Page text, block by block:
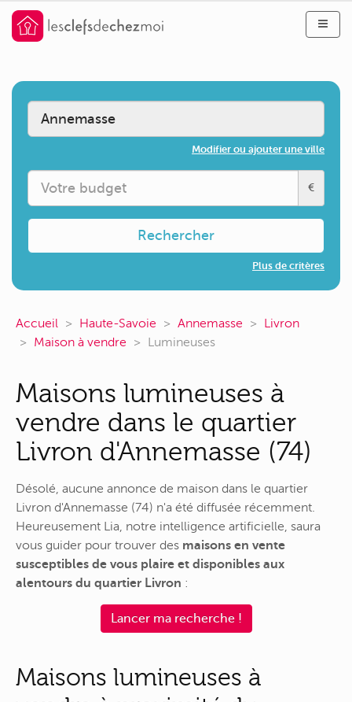
Modifier ou ajouter une ville
€
Rechercher
Plus de critères
Accueil Haute-Savoie Annemasse
Livron
Maison à vendre
Lumineuses
Maisons lumineuses à
vendre dans le quartier
Livron d'Annemasse (74)
Désolé, aucune annonce de maison dans le quartier
Livron d'Annemasse (74) n'a été diffusée récemment.
Heureusement Lia, notre intelligence artificielle, saura
vous guider pour trouver des maisons en vente
susceptibles de vous plaire et disponibles aux
alentours du quartier Livron :
Lancer ma recherche !
Maisons lumineuses à